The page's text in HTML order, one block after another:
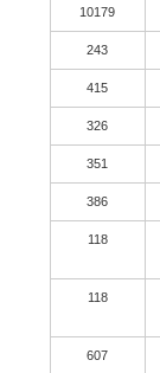
10179
243
415
326
351
386
118
118
607